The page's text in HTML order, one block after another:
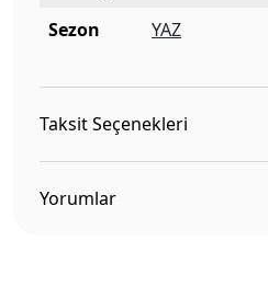
Sezon
YAZ
Taksit Seçenekleri
Yorumlar